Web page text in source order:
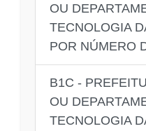
OU
TECNOLOGIA
POR NÚMERO
B1C -
OU
TECNOLOGIA